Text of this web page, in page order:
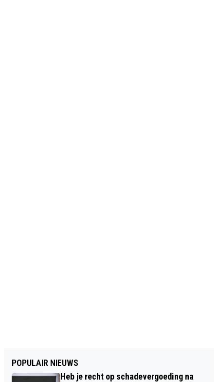
POPULAIR NIEUWS
Heb je recht op schadevergoeding na